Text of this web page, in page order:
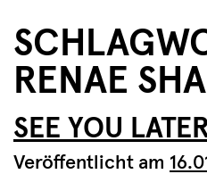
RENAE
SEE YOU
Veröffentlicht am